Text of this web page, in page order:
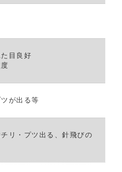
目良好
が出る等
リ・プツ出る、針飛びの